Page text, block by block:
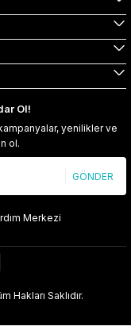
Ol!
yenilikler ve
ol.
GÖNDER
Merkezi
Hakları Saklıdır.